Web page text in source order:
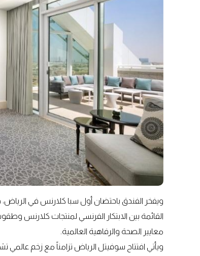
ويفخر الفندق باحتضان أول سبا كلارنس في
معايير الصحة والرفاهية العالمية.